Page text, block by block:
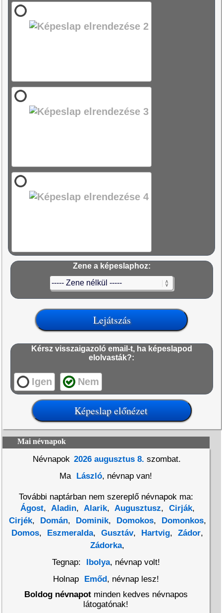
Zene a képeslaphoz:
Kérsz visszaigazoló email-t, ha képeslapod
elolvasták?:
Igen Nem
Mai névnapok
Névnapok 2026 augusztus 8. szombat.
Ma
László, névnap van!
További naptárban nem szereplő névnapok ma:
Ágost, Aladin, Alarik, Augusztusz, Cirják,
Cirjék, Domán, Dominik, Domokos, Domonkos,
Domos, Eszmeralda, Gusztáv, Hartvig, Zádor,
Zádorka,
Tegnap:
Ibolya, névnap volt!
Holnap
Emőd , névnap lesz!
Boldog névnapotminden kedves névnapos
látogatónak!